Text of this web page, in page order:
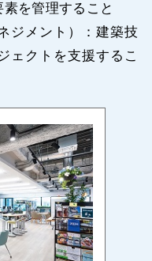
を管理すること
ジメント）：建築技
ェクトを支援するこ